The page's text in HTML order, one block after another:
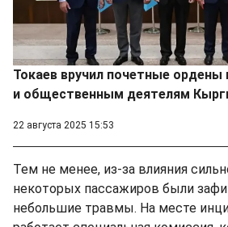
Токаев вручил почетные
и общественным деятелям
22 августа 2025 15:53
Тем не менее, из-за влияния
некоторых пассажиров были
небольшие травмы. На месте